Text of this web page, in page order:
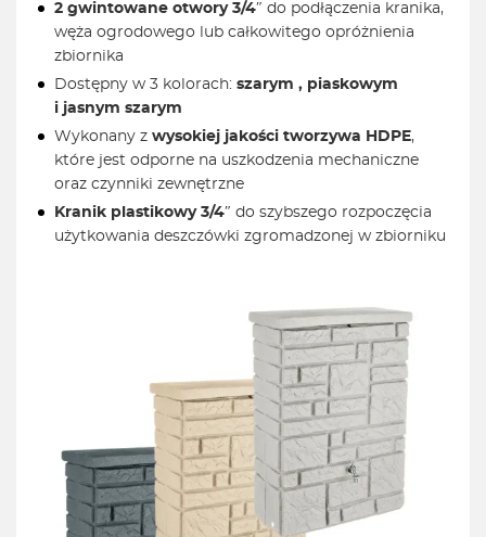
2 gwintowane otwory 3/4″ do podłączenia kranika,
węża ogrodowego lub całkowitego opróżnienia
zbiornika
Dostępny w 3 kolorach: szarym , piaskowym
i jasnym szarym
Wykonany z wysokiej jakości tworzywa HDPE,
które jest odporne na uszkodzenia mechaniczne
oraz czynniki zewnętrzne
Kranik plastikowy 3/4″ do szybszego rozpoczęcia
użytkowania deszczówki zgromadzonej w zbiorniku